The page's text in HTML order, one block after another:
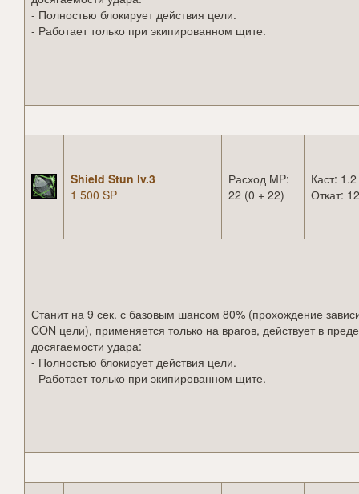
- Полностью блокирует действия цели.
- Работает только при экипированном щите.
Shield Stun lv.3
1 500 SP
Расход MP:
22 (0 + 22)
Каст:
Откат:
Станит на 9 сек. с базовым шансом 80% (прохождение
CON цели), применяется только на врагов, действует в
досягаемости удара:
- Полностью блокирует действия цели.
- Работает только при экипированном щите.